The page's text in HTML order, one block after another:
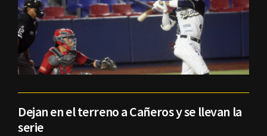
Dejan en el terreno a Cañeros y se llevan la
serie